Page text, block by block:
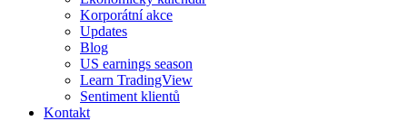
Korporátní akce
Updates
Blog
US earnings season
Learn TradingView
Sentiment klientů
Kontakt